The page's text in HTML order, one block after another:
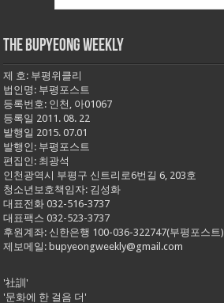
THE BUPYEONG WEEKLY
제 호: 부평위클리
법인명: 부평포스트
등록번호: 인천, 아01067
등록일 2011. 08. 22
발행일 2015. 07.01
발행인: 부평포스트
편집인: 최광석
인천광역시 부평구 신트리로6번길 6, 203호
청소년보호책임자: 김성화
대표전화 032-516-3737
대표팩스 032-523-3737
후원계좌: 신한은행 100-036-322747(부평포스트)
제보메일: bupyeongweekly@gmail.com
'社訓'
'문화에 한 걸음 더'